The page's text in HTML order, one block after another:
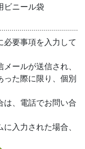
ビニール袋
必要事項を入力して
ールが送信され、
った際に限り、個別
は、電話でお問い合
入力された場合、